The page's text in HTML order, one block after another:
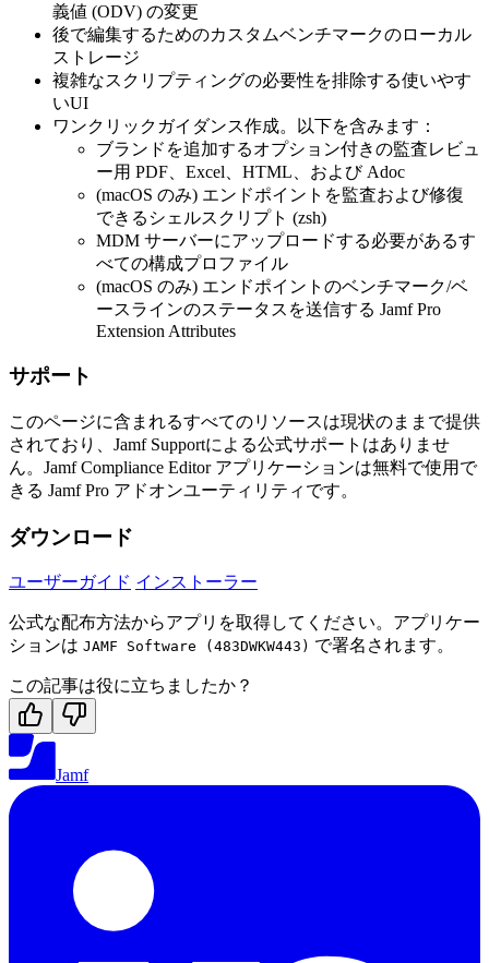
義値 (ODV) の変更
後で編集するためのカスタムベンチマークのローカル
ストレージ
複雑なスクリプティングの必要性を排除する使いやす
いUI
ワンクリックガイダンス作成。以下を含みます：
ブランドを追加するオプション付きの監査レビュ
ー用 PDF、Excel、HTML、および Adoc
(macOS のみ) エンドポイントを監査および修復
できるシェルスクリプト (zsh)
MDM サーバーにアップロードする必要があるす
べての構成プロファイル
(macOS のみ) エンドポイントのベンチマーク/ベ
ースラインのステータスを送信する Jamf Pro
Extension Attributes
サポート
このページに含まれるすべてのリソースは現状のままで提供
されており、Jamf Supportによる公式サポートはありませ
ん。Jamf Compliance Editor アプリケーションは無料で使用で
きる Jamf Pro アドオンユーティリティです。
ダウンロード
ユーザーガイド インストーラー
公式な配布方法からアプリを取得してください。アプリケー
ションは JAMF Software (483DWKW443) で署名されます。
この記事は役に立ちましたか？
Jamf